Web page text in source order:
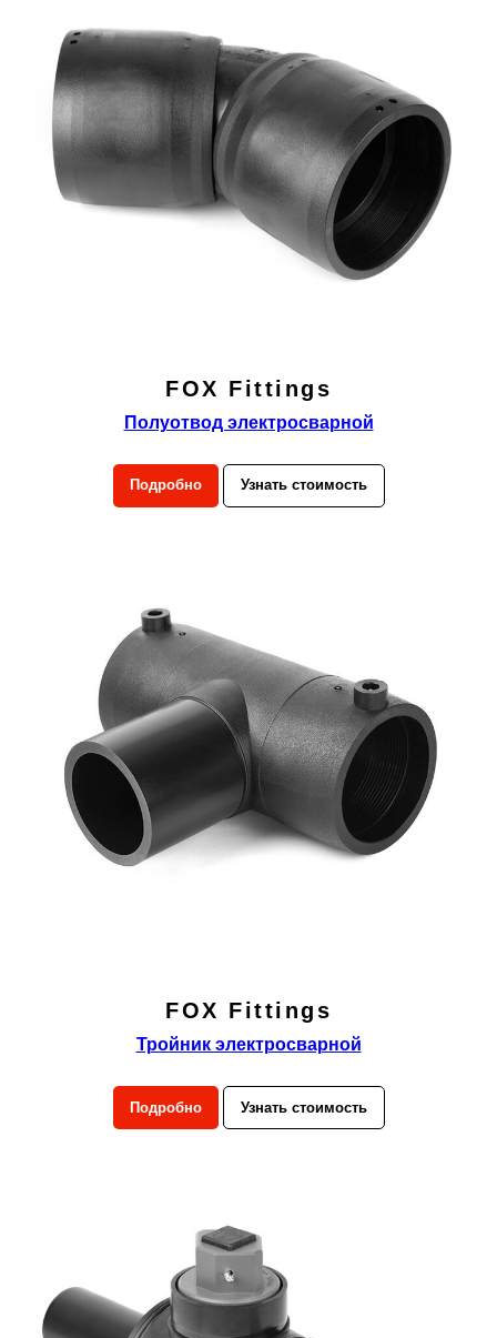
FOX Fittings
Полуотвод электросварной
Подробно Узнать стоимость
FOX Fittings
Тройник электросварной
Подробно Узнать стоимость